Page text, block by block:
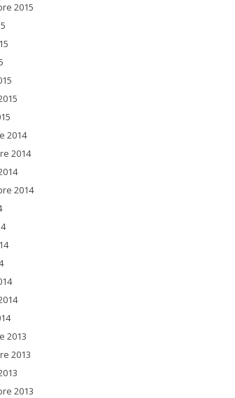
2015
2014
2014
2014
2013
2013
2013